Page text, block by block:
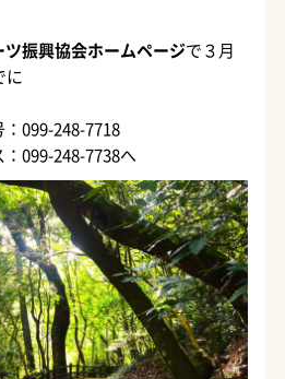
ツ振興協会ホームページで３月
に
099-248-7718
：099-248-7738へ